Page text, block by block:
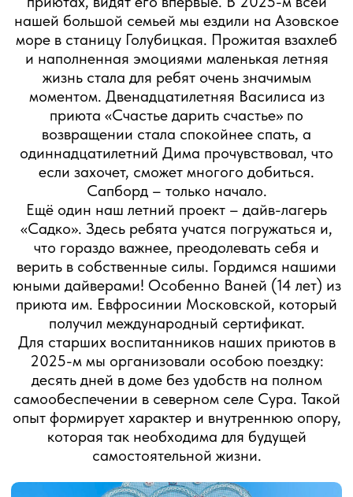
Сердечное спасибо каждому из наших
благотворителей за доверие и
поддержку! Это дает нам силы и
возможность возвращать детям
утраченное детство.